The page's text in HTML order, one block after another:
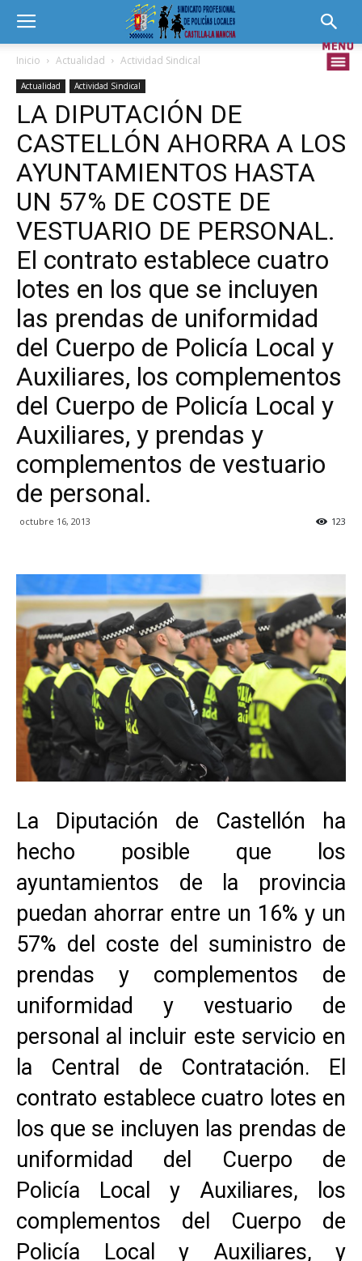
Inicio Actualidad Actividad Sindical
Actualidad Actividad Sindical
LA DIPUTACIÓN DE
CASTELLÓN AHORRA A LOS
AYUNTAMIENTOS HASTA
UN 57% DE COSTE DE
VESTUARIO DE PERSONAL.
El contrato establece cuatro
lotes en los que se incluyen
las prendas de uniformidad
del Cuerpo de Policía Local y
Auxiliares, los complementos
del Cuerpo de Policía Local y
Auxiliares, y prendas y
complementos de vestuario
de personal.
octubre 16, 2013 123
La Diputación de Castellón ha
hecho posible que los
ayuntamientos de la provincia
puedan ahorrar entre un 16% y un
57% del coste del suministro de
prendas y complementos de
uniformidad y vestuario de
personal al incluir este servicio en
la Central de Contratación. El
contrato establece cuatro lotes en
los que se incluyen las prendas de
uniformidad del Cuerpo de
Policía Local y Auxiliares, los
complementos del Cuerpo de
Policía Local y Auxiliares, y